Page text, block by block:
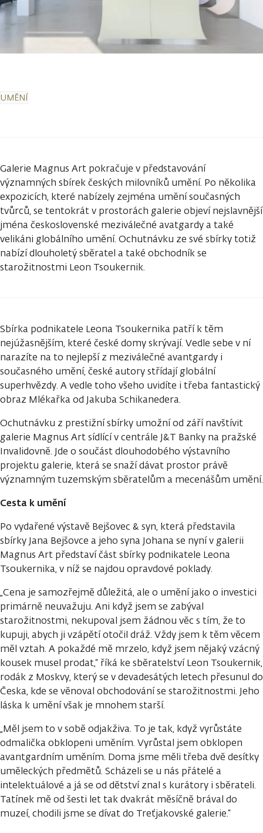
UMĚNÍ
Galerie Magnus Art pokračuje v představování
významných sbírek českých milovníků umění. Po několika
expozicích, které nabízely zejména umění současných
tvůrců, se tentokrát v prostorách galerie objeví nejslavnější
jména československé meziválečné avatgardy a také
velikáni globálního umění. Ochutnávku ze své sbírky totiž
nabízí dlouholetý sběratel a také obchodník se
starožitnostmi Leon Tsoukernik.
Sbírka podnikatele Leona Tsoukernika patří k těm
nejúžasnějším, které české domy skrývají. Vedle sebe v ní
narazíte na to nejlepší z meziválečné avantgardy i
současného umění, české autory střídají globální
superhvězdy. A vedle toho všeho uvidíte i třeba fantastický
obraz Mlékařka od Jakuba Schikanedera.
Ochutnávku z prestižní sbírky umožní od září navštívit
galerie Magnus Art sídlící v centrále J&T Banky na pražské
Invalidovně. Jde o součást dlouhodobého výstavního
projektu galerie, která se snaží dávat prostor právě
významným tuzemským sběratelům a mecenášům umění.
Cesta k umění
Po vydařené výstavě Bejšovec & syn, která představila
sbírky Jana Bejšovce a jeho syna Johana se nyní v galerii
Magnus Art představí část sbírky podnikatele Leona
Tsoukernika, v níž se najdou opravdové poklady.
„Cena je samozřejmě důležitá, ale o umění jako o investici
primárně neuvažuju. Ani když jsem se zabýval
starožitnostmi, nekupoval jsem žádnou věc s tím, že to
kupuji, abych ji vzápětí otočil dráž. Vždy jsem k těm věcem
měl vztah. A pokaždé mě mrzelo, když jsem nějaký vzácný
kousek musel prodat,“ říká ke sběratelství Leon Tsoukernik,
rodák z Moskvy, který se v devadesátých letech přesunul do
Česka, kde se věnoval obchodování se starožitnostmi. Jeho
láska k umění však je mnohem starší.
„Měl jsem to v sobě odjakživa. To je tak, když vyrůstáte
odmalička obklopeni uměním. Vyrůstal jsem obklopen
avantgardním uměním. Doma jsme měli třeba dvě desítky
uměleckých předmětů. Scházeli se u nás přátelé a
intelektuálové a já se od dětství znal s kurátory i sběrateli.
Tatínek mě od šesti let tak dvakrát měsíčně brával do
muzeí, chodili jsme se dívat do Treťjakovské galerie.“